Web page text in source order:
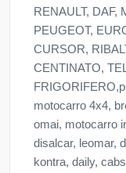
RENAULT, DAF,
PEUGEOT,
CURSOR,
CENTINATO,
motocarro 4x4,
omai, motocarro
disalcar, leomar,
kontra, daily,